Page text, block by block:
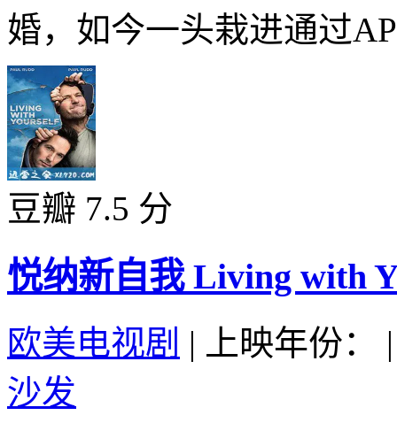
婚，如今一头栽进通过
豆瓣 7.5 分
悦纳新自我 Living with
欧美电视剧 | 上映年份：
|
沙发